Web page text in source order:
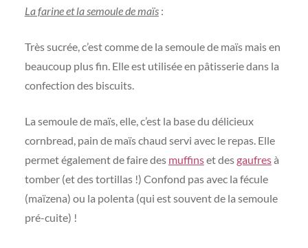
La farine et la semoule de maïs:
Très sucrée, c’est comme de la semoule de maïs mais en
beaucoup plus fin. Elle est utilisée en pâtisserie dans la
confection des biscuits.
La semoule de maïs, elle, c’est la base du délicieux
cornbread, pain de maïs chaud servi avec le repas. Elle
permet également de faire des muffinset desgaufresà
tomber (et des tortillas !) Confond pas avec la fécule
(maïzena) ou la polenta (qui est souvent de la semoule
pré-cuite) !